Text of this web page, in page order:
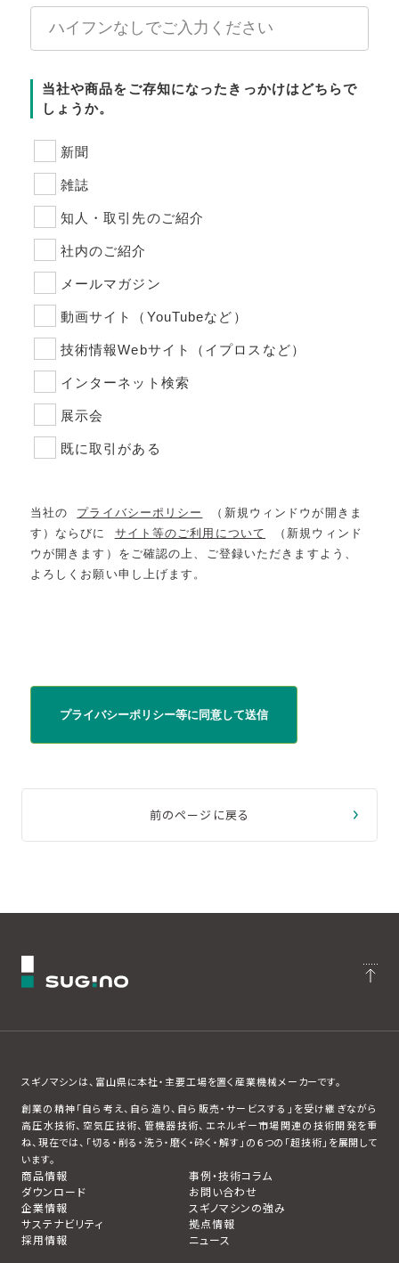
当社や商品をご存知になったきっかけはどちらで
しょうか。
新聞
雑誌
知人・取引先のご紹介
社内のご紹介
メールマガジン
動画サイト（YouTubeなど）
技術情報Webサイト（イプロスなど）
インターネット検索
展示会
既に取引がある
当社の プライバシーポリシー
（新規ウィンドウが開きま
す）ならびに
サイト等のご利用について
（新規ウィンド
ウが開きます）をご確認の上、ご登録いただきますよう、
よろしくお願い申し上げます。
プライバシーポリシー等に同意して送信
前のページに戻る
スギノマシンは、富山県に本社・主要工場を置く産業機械メーカーです。
創業の精神「自ら考え、自ら造り、自ら販売・サービスする」を受け継ぎながら
高圧水技術、空気圧技術、管機器技術、エネルギー市場関連の技術開発を重
ね、現在では、「切る・削る・洗う・磨く・砕く・解す」の６つの「超技術」を展開して
います。
商品情報
事例・技術コラム
ダウンロード
お問い合わせ
企業情報
スギノマシンの強み
サステナビリティ
拠点情報
採用情報
ニュース